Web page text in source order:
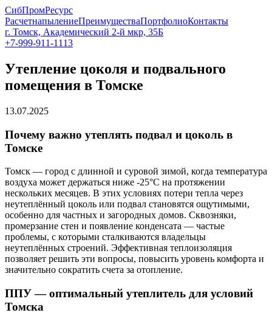
СибПромРесурс
РасчетнапылениеПреимуществаПортфолиоКонтакты
г. Томск, Академический 2-й мкр, 35Б
+7-999-911-1113
Утепление цоколя и подвального
помещения в Томске
13.07.2025
Почему важно утеплять подвал и цоколь в
Томске
Томск — город с длинной и суровой зимой, когда температура
воздуха может держаться ниже -25°C на протяжении
нескольких месяцев. В этих условиях потери тепла через
неутеплённый цоколь или подвал становятся ощутимыми,
особенно для частных и загородных домов. Сквозняки,
промерзание стен и появление конденсата — частые
проблемы, с которыми сталкиваются владельцы
неутеплённых строений. Эффективная теплоизоляция
позволяет решить эти вопросы, повысить уровень комфорта и
значительно сократить счета за отопление.
ППУ — оптимальный утеплитель для условий
Томска